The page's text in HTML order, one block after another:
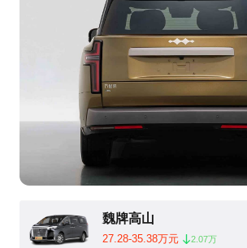
魏牌高山
27.28-35.38万元 2.07万